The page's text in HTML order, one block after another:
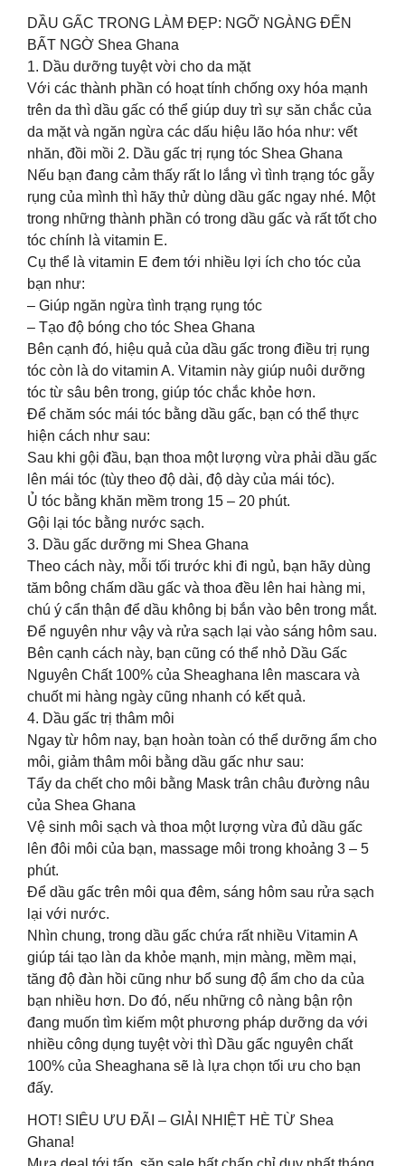
DẦU GẤC TRONG LÀM ĐẸP: NGỠ NGÀNG ĐẾN
BẤT NGỜ Shea Ghana
1. Dầu dưỡng tuyệt vời cho da mặt
Với các thành phần có hoạt tính chống oxy hóa mạnh
trên da thì dầu gấc có thể giúp duy trì sự săn chắc của
da mặt và ngăn ngừa các dấu hiệu lão hóa như: vết
nhăn, đồi mồi 2. Dầu gấc trị rụng tóc Shea Ghana
Nếu bạn đang cảm thấy rất lo lắng vì tình trạng tóc gẫy
rụng của mình thì hãy thử dùng dầu gấc ngay nhé. Một
trong những thành phần có trong dầu gấc và rất tốt cho
tóc chính là vitamin E.
Cụ thể là vitamin E đem tới nhiều lợi ích cho tóc của
bạn như:
– Giúp ngăn ngừa tình trạng rụng tóc
– Tạo độ bóng cho tóc Shea Ghana
Bên cạnh đó, hiệu quả của dầu gấc trong điều trị rụng
tóc còn là do vitamin A. Vitamin này giúp nuôi dưỡng
tóc từ sâu bên trong, giúp tóc chắc khỏe hơn.
Để chăm sóc mái tóc bằng dầu gấc, bạn có thể thực
hiện cách như sau:
Sau khi gội đầu, bạn thoa một lượng vừa phải dầu gấc
lên mái tóc (tùy theo độ dài, độ dày của mái tóc).
Ủ tóc bằng khăn mềm trong 15 – 20 phút.
Gội lại tóc bằng nước sạch.
3. Dầu gấc dưỡng mi Shea Ghana
Theo cách này, mỗi tối trước khi đi ngủ, bạn hãy dùng
tăm bông chấm dầu gấc và thoa đều lên hai hàng mi,
chú ý cẩn thận để dầu không bị bắn vào bên trong mắt.
Để nguyên như vậy và rửa sạch lại vào sáng hôm sau.
Bên cạnh cách này, bạn cũng có thể nhỏ Dầu Gấc
Nguyên Chất 100% của Sheaghana lên mascara và
chuốt mi hàng ngày cũng nhanh có kết quả.
4. Dầu gấc trị thâm môi
Ngay từ hôm nay, bạn hoàn toàn có thể dưỡng ẩm cho
môi, giảm thâm môi bằng dầu gấc như sau:
Tẩy da chết cho môi bằng Mask trân châu đường nâu
của Shea Ghana
Vệ sinh môi sạch và thoa một lượng vừa đủ dầu gấc
lên đôi môi của bạn, massage môi trong khoảng 3 – 5
phút.
Để dầu gấc trên môi qua đêm, sáng hôm sau rửa sạch
lại với nước.
Nhìn chung, trong dầu gấc chứa rất nhiều Vitamin A
giúp tái tạo làn da khỏe mạnh, mịn màng, mềm mại,
tăng độ đàn hồi cũng như bổ sung độ ẩm cho da của
bạn nhiều hơn. Do đó, nếu những cô nàng bận rộn
đang muốn tìm kiếm một phương pháp dưỡng da với
nhiều công dụng tuyệt vời thì Dầu gấc nguyên chất
100% của Sheaghana sẽ là lựa chọn tối ưu cho bạn
đấy.
HOT! SIÊU ƯU ĐÃI – GIẢI NHIỆT HÈ TỪ Shea
Ghana!